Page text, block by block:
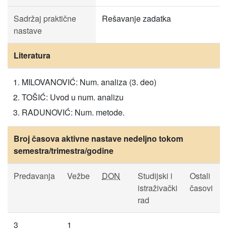
Sadržaj praktične
nastave
Rešavanje zadatka
Literatura
MILOVANOVIĆ: Num. analiza (3. deo)
TOŠIĆ: Uvod u num. analizu
RADUNOVIĆ: Num. metode.
Broj časova aktivne nastave nedeljno tokom
semestra/trimestra/godine
Predavanja Vežbe DON
Studijski i
istraživački
rad
Ostali
časovi
3 1